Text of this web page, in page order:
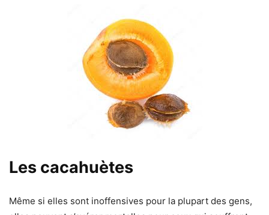
Les cacahuètes
Même si elles sont inoffensives pour la plupart des gens,